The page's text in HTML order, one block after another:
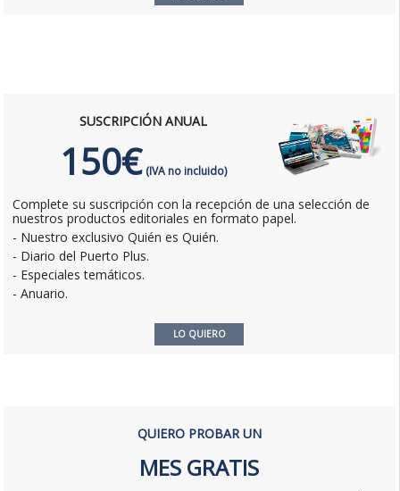
SUSCRIPCIÓN ANUAL
150€ (IVA no incluido)
Complete su suscripción con la recepción de una selección de
nuestros productos editoriales en formato papel.
- Nuestro exclusivo Quién es Quién.
- Diario del Puerto Plus.
- Especiales temáticos.
- Anuario.
LO QUIERO
QUIERO PROBAR UN
MES GRATIS